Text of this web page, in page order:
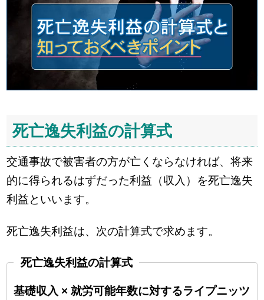
死亡逸失利益の計算式
交通事故で被害者の方が亡くならなければ、将来
的に得られるはずだった利益（収入）を死亡逸失
利益といいます。
死亡逸失利益は、次の計算式で求めます。
死亡逸失利益の計算式
基礎収入 × 就労可能年数に対するライプニッツ